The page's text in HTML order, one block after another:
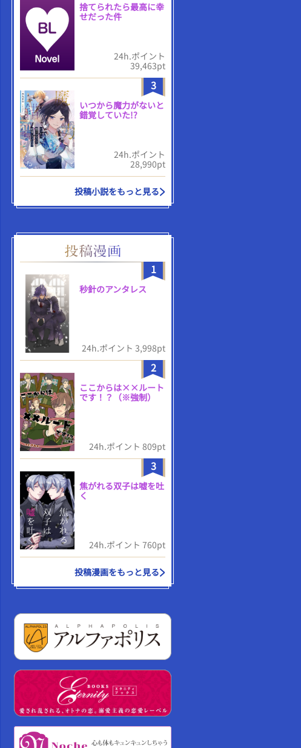
捨てられたら最高に幸
せだった件
24h.ポイント
39,463pt
3
いつから魔力がないと
錯覚していた!?
24h.ポイント
28,990pt
投稿小説をもっと見る
1
秒針のアンタレス
24h.ポイント 3,998pt
2
ここからは××ルート
です！？（※強制）
24h.ポイント 809pt
3
焦がれる双子は嘘を吐
く
24h.ポイント 760pt
投稿漫画をもっと見る